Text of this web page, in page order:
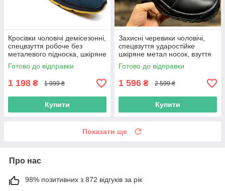
Кросівки чоловічі демісезонні,
спецвзуття робоче без
металевого підноска, шкіряне
захисне повсякденне,
польша
Готово до відправки
1 198 ₴ 1 999 ₴
Купити
Захисні черевики чоловічі,
спецвзуття ударостійке
шкіряне метал носок, взуття
робоча польша
Готово до відправки
1 596 ₴ 2 599 ₴
Купити
Показати ще
Про нас
98% позитивних з 872 відгуків за рік